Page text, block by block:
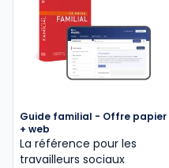
Guide familial - Offre papier
+ web
La référence pour les
travailleurs sociaux